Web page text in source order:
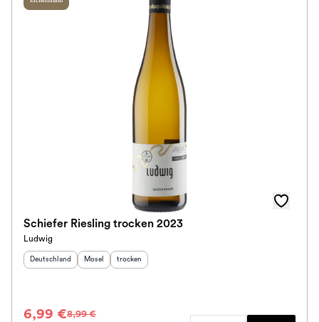
Schiefer Riesling trocken 2023
Ludwig
Herkunftsland
Deutschland Herkunftsregion:
Mosel Geschmack
trocken
6,99 €8,99 €